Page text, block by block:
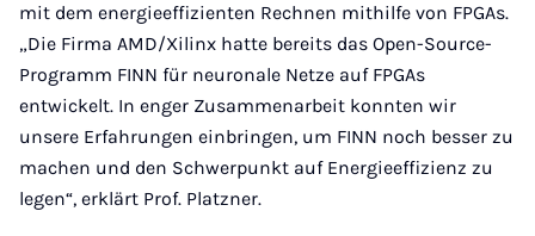
mit dem energieeffizienten Rechnen mithilfe von FPGAs.
„Die Firma AMD/Xilinx hatte bereits das Open-Source-
Programm FINN für neuronale Netze auf FPGAs
entwickelt. In enger Zusammenarbeit konnten wir
unsere Erfahrungen einbringen, um FINN noch besser zu
machen und den Schwerpunkt auf Energieeffizienz zu
legen“, erklärt Prof. Platzner.